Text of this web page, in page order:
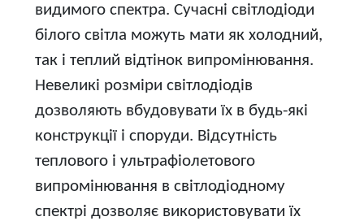
видимого спектра. Сучасні світлодіоди
білого світла можуть мати як холодний,
так і теплий відтінок випромінювання.
Невеликі розміри світлодіодів
дозволяють вбудовувати їх в будь-які
конструкції і споруди. Відсутність
теплового і ультрафіолетового
випромінювання в світлодіодному
спектрі дозволяє використовувати їх